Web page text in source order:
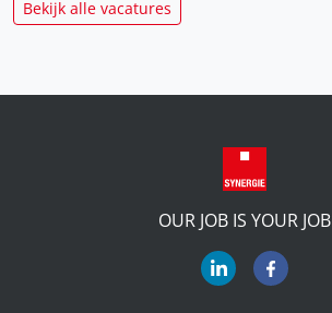
Bekijk alle vacatures
OUR JOB IS YOUR JOB